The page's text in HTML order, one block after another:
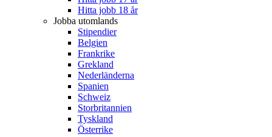
Hitta jobb 18 år
Jobba utomlands
Stipendier
Belgien
Frankrike
Grekland
Nederländerna
Spanien
Schweiz
Storbritannien
Tyskland
Österrike